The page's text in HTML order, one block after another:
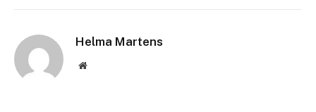
Helma Martens
Website